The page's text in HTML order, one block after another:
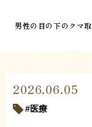
男性の目の下のクマ
2026.06.05
医療